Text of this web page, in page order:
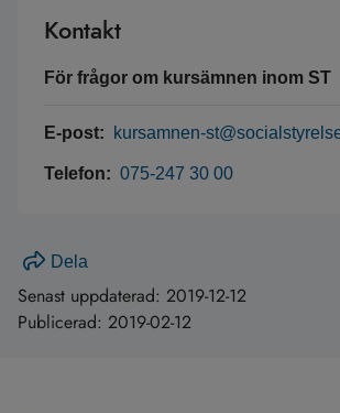
Kontakt
För frågor om kursämnen inom ST
E-post: kursamnen-
Telefon: 075-247 30 00
Dela
Senast uppdaterad: 2019-12-12
Publicerad: 2019-02-12